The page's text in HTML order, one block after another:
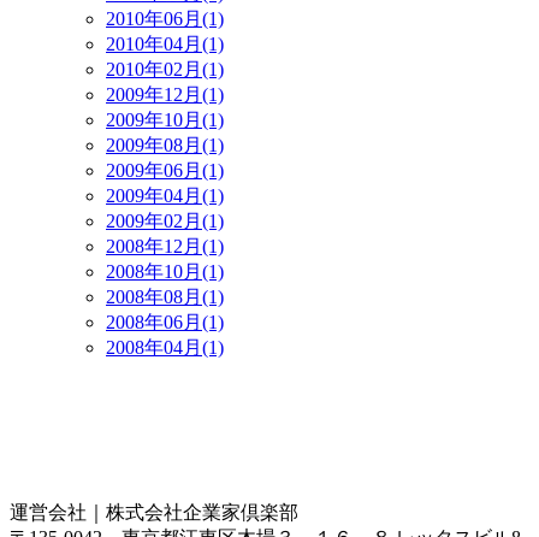
2010年06月(1)
2010年04月(1)
2010年02月(1)
2009年12月(1)
2009年10月(1)
2009年08月(1)
2009年06月(1)
2009年04月(1)
2009年02月(1)
2008年12月(1)
2008年10月(1)
2008年08月(1)
2008年06月(1)
2008年04月(1)
運営会社｜ 株式会社企業家倶楽部